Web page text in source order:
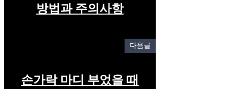
방법과 주의사항
다음글
손가락 마디 부었을 때